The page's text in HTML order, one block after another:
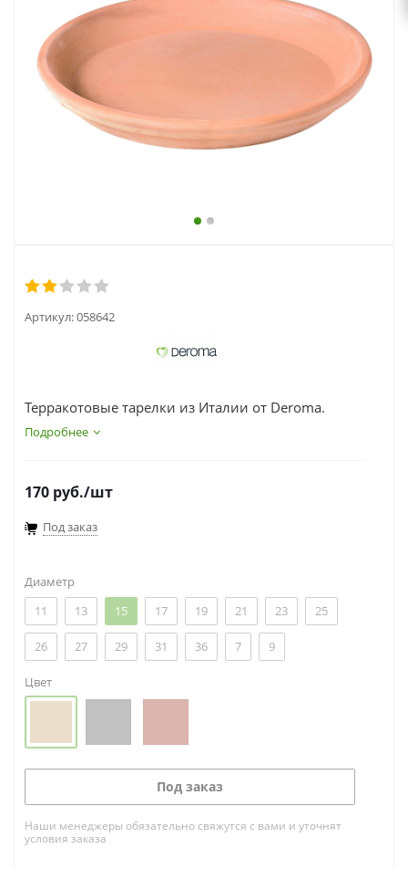
zakaz@topcvetok.ru
Артикул:058642
Терракотовые тарелки из Италии от Deroma.
Подробнее
170 руб./шт
Под заказ
Диаметр
11
13 15 17 19 21 23 25
26 27 29 31 36 7 9
Цвет
Под заказ
Наши менеджеры обязательно свяжутся с вами и уточнят
условия заказа